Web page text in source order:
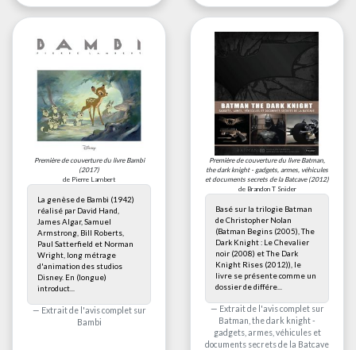
Première de couverture du livreBambi
(2017)
de Pierre Lambert
La genèse de Bambi (1942)
réalisé par David Hand,
James Algar, Samuel
Armstrong, Bill Roberts,
Paul Satterfield et Norman
Wright, long métrage
d'animation des studios
Disney. En (longue)
introduct...
Extrait de l'avis complet sur
Bambi
Première de couverture du livreBatman,
the dark knight - gadgets, armes, véhicules
et documents secrets de la Batcave(2012)
de Brandon T Snider
Basé sur la trilogie Batman
de Christopher Nolan
(Batman Begins (2005), The
Dark Knight : Le Chevalier
noir (2008) et The Dark
Knight Rises (2012)), le
livre se présente comme un
dossier de différe...
Extrait de l'avis complet sur
Batman, the dark knight -
gadgets, armes, véhicules et
documents secrets de la Batcave